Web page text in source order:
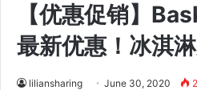
【优惠促销】
最新优惠！冰淇
liliansharing June 30, 2020